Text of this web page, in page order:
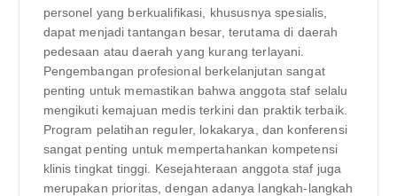
personel yang berkualifikasi, khususnya spesialis,
dapat menjadi tantangan besar, terutama di daerah
pedesaan atau daerah yang kurang terlayani.
Pengembangan profesional berkelanjutan sangat
penting untuk memastikan bahwa anggota staf selalu
mengikuti kemajuan medis terkini dan praktik terbaik.
Program pelatihan reguler, lokakarya, dan konferensi
sangat penting untuk mempertahankan kompetensi
klinis tingkat tinggi. Kesejahteraan anggota staf juga
merupakan prioritas, dengan adanya langkah-langkah